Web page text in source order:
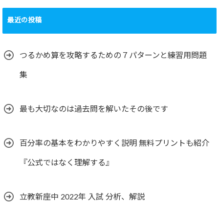
最近の投稿
つるかめ算を攻略するための７パターンと練習用問題
集
最も大切なのは過去問を解いたその後です
百分率の基本をわかりやすく説明 無料プリントも紹介
『公式ではなく理解する』
立教新座中 2022年 入試 分析、解説